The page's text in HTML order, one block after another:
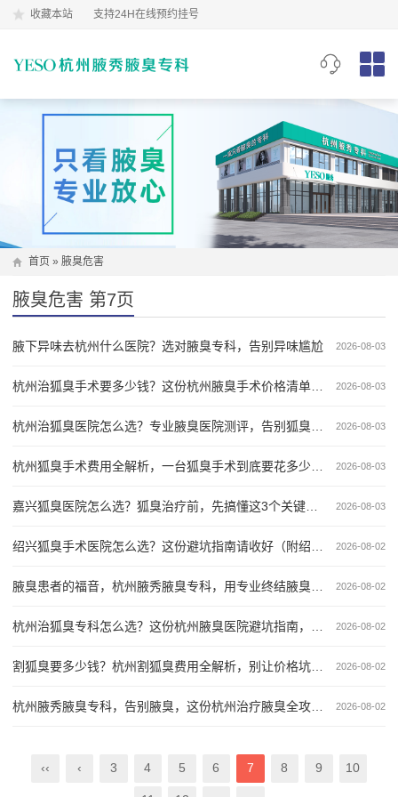
收藏本站 支持24H在线预约挂号
首页 » 腋臭危害
腋臭危害 第7页
2026-08-03
腋下异味去杭州什么医院？选对腋臭专科，告别异味尴尬
2026-08-03
2026-08-03
2026-08-03
2026-08-03
2026-08-02
2026-08-02
2026-08-02
2026-08-02
2026-08-02
‹‹ ‹ 3 4 5 6 7 8 9 10